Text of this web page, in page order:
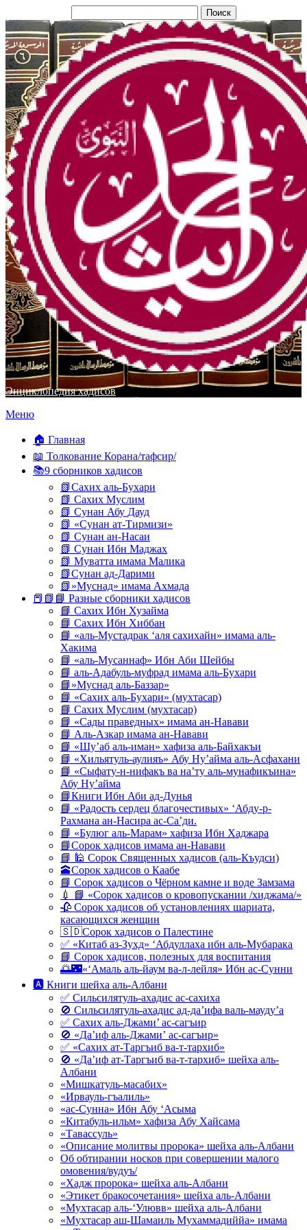
Энциклопедия хадисов
Перейти
содержимому
Меню
🏠 Главная
📖 Толкование Корана/тафсир/
📚9 сборников хадисов
📗Сахих аль-Бухари
📗 Сахих Муслим
📗 Сунан Абу Дауд
📗 «Сунан ат-Тирмизи»
📗 Сунан ан-Насаи
📗 Сунан Ибн Маджах
📗 Муватта имама Малика
📗Сунан ад-Дарими
📗»Муснад» имама Ахмада
📕📗📘 Разные сборники хадисов
📘 Сахих Ибн Хузайма
📘 Сахих Ибн Хиббан
📘 «аль-Мустадрак ‘аля сахихайн» имама аль-
Хакима
📘 «аль-Мусаннаф» Ибн Аби Шейбы
📘 аль-Адабуль-муфрад имама аль-Бухари
📘»Муснад аль-Баззар»
📘 «Сахих аль-Бухари» (мухтасар)
📘 Сахих Муслим (мухтасар)
📘 «Сады праведных» имама ан-Навави
📘 Аль-Азкар имама ан-Навави
📘 «Шу’аб аль-иман» хафиза аль-Байхакъи
📘 «Хильятуль-аулияъ» Абу Ну’айма аль-Асфахани
📘 «Сыфату-н-нифакъ ва на’ту аль-мунафикъина»
Абу Ну’айма
📘Книги Ибн Аби ад-Дунья
📘 «Радость сердец благочестивых» ‘Абду-р-
Рахмана ан-Насира ас-Са’ди.
📘 «Булюг аль-Марам» хафиза Ибн Хаджара
📘Сорок хадисов имама ан-Навави
📘 🕌 Сорок Священных хадисов (аль-Къудси)
🕋Сорок хадисов о Каабе
📘 Сорок хадисов о Чёрном камне и воде Замзама
💉 📘 «Сорок хадисов о кровопускании /хиджама/»
🥀 Сорок хадисов об установлениях шариата,
касающихся женщин
🇸🇩Сорок хадисов о Палестине
✅ «Китаб аз-Зухд» ‘Абдуллаха ибн аль-Мубарака
📘 Сорок хадисов, полезных для воспитания
🌅🌃«‘Амаль аль-йаум ва-л-лейля» Ибн ас-Сунни
🅰 Книги шейха аль-Албани
✅ Сильсилятуль-ахадис ас-сахиха
🚫 Сильсилятуль-ахадис ад-да’ифа валь-мауду’а
✅ Сахих аль-Джами’ ас-сагъир
🚫 «Да’иф аль-Джами’ ас-сагъир»
✅ «Сахих ат-Таргъиб ва-т-тархиб»
🚫 «Да’иф ат-Таргъиб ва-т-тархиб» шейха аль-
Албани
«Мишкатуль-масабих»
«Ирвауль-гъалиль»
«ас-Сунна» Ибн Абу ‘Асыма
«Китабуль-ильм» хафиза Абу Хайсама
«Тавассуль»
«Описание молитвы пророка» шейха аль-Албани
Об обтирании носков при совершении малого
омовения/вудуъ/
«Хадж пророка» шейха аль-Албани
«Этикет бракосочетания» шейха аль-Албани
«Мухтасар аль-‘Улювв» шейха аль-Албани
«Мухтасар аш-Шамаиль Мухаммадиййа» имама